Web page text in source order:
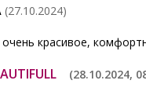
(27.10.2024)
очень красивое,
(28.10.2024,